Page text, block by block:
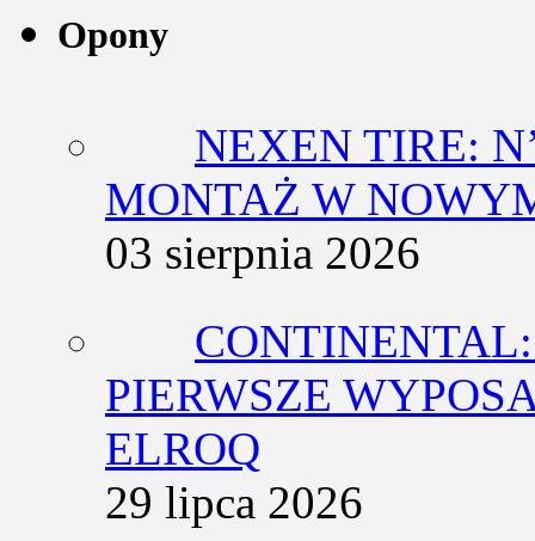
Opony
NEXEN TIRE:
MONTAŻ W
03 sierpnia 2026
PIERWSZE
ELROQ
29 lipca 2026